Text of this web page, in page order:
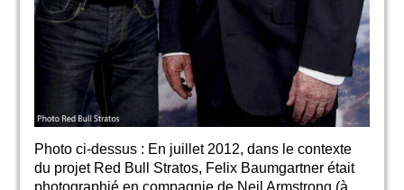
Photo ci-dessus : En juillet 2012, dans le contexte
du projet Red Bull Stratos, Felix Baumgartner était